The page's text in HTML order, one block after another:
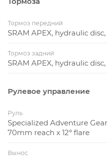
Тормоз передний
SRAM APEX, hydraulic
Тормоз задний
SRAM APEX, hydraulic
Рулевое управление
Руль
Specialized Adventure
70mm reach x 12º flare
Вынос